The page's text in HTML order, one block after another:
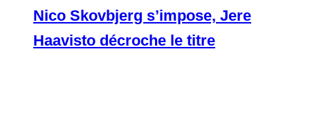
Nico Skovbjerg s’impose, Jere
Haavisto décroche le titre